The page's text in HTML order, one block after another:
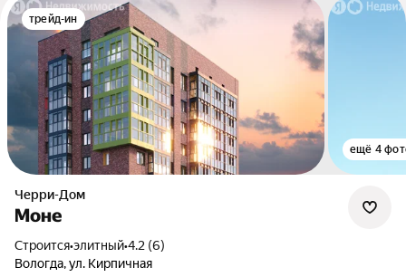
трейд-ин
ещё 4
Черри-Дом
Моне
Строится•элитный•4.2 (6)
Вологда, ул. Кирпичная